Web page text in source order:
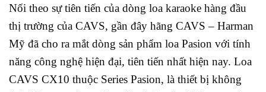
Nối theo sự tiên tiến của dòng loa karaoke hàng đầu
thị trường của CAVS, gần đây hãng CAVS – Harman
Mỹ đã cho ra mắt dòng sản phẩm loa Pasion với tính
năng công nghệ hiện đại, tiên tiến nhất hiện nay. Loa
CAVS CX10 thuộc Series Pasion, là thiết bị không